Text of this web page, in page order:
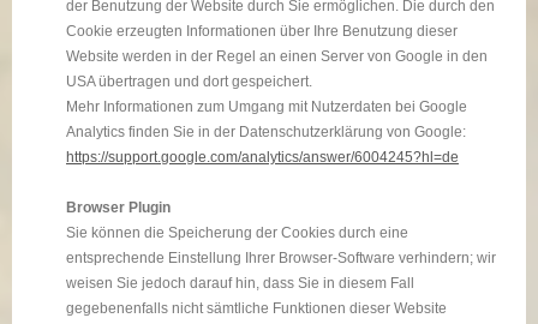
der Benutzung der Website durch Sie ermöglichen. Die durch den
Cookie erzeugten Informationen über Ihre Benutzung dieser
Website werden in der Regel an einen Server von Google in den
USA übertragen und dort gespeichert.
Mehr Informationen zum Umgang mit Nutzerdaten bei Google
Analytics finden Sie in der Datenschutzerklärung von Google:
https://support.google.com/analytics/answer/6004245?hl=de
Browser Plugin
Sie können die Speicherung der Cookies durch eine
entsprechende Einstellung Ihrer Browser-Software verhindern; wir
weisen Sie jedoch darauf hin, dass Sie in diesem Fall
gegebenenfalls nicht sämtliche Funktionen dieser Website